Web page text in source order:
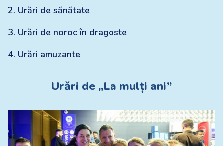
2. Urări de sănătate
3. Urări de noroc în dragoste
4. Urări amuzante
Urări de „La mulți ani”